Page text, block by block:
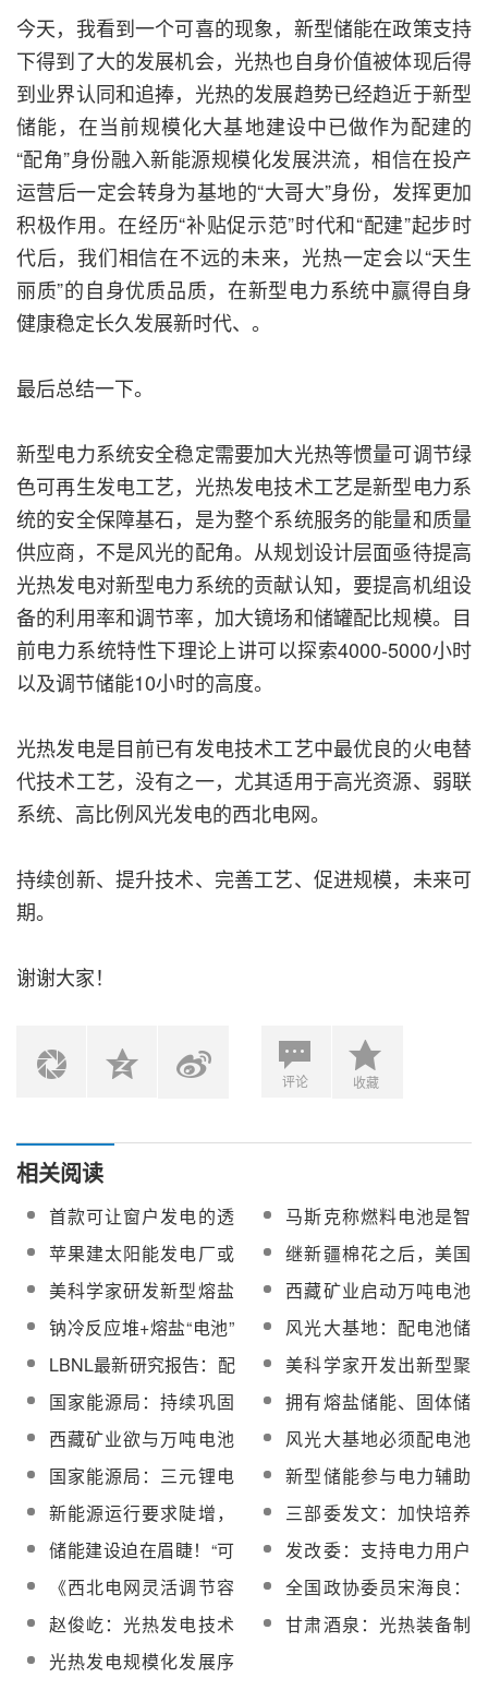
今天，我看到一个可喜的现象，新型储能在政策支持
下得到了大的发展机会，光热也自身价值被体现后得
到业界认同和追捧，光热的发展趋势已经趋近于新型
储能，在当前规模化大基地建设中已做作为配建的
“配角”身份融入新能源规模化发展洪流，相信在投产
运营后一定会转身为基地的“大哥大”身份，发挥更加
积极作用。在经历“补贴促示范”时代和“配建”起步时
代后，我们相信在不远的未来，光热一定会以“天生
丽质”的自身优质品质，在新型电力系统中赢得自身
健康稳定长久发展新时代、。
最后总结一下。
新型电力系统安全稳定需要加大光热等惯量可调节绿
色可再生发电工艺，光热发电技术工艺是新型电力系
统的安全保障基石，是为整个系统服务的能量和质量
供应商，不是风光的配角。从规划设计层面亟待提高
光热发电对新型电力系统的贡献认知，要提高机组设
备的利用率和调节率，加大镜场和储罐配比规模。目
前电力系统特性下理论上讲可以探索4000-5000小时
以及调节储能10小时的高度。
光热发电是目前已有发电技术工艺中最优良的火电替
代技术工艺，没有之一，尤其适用于高光资源、弱联
系统、高比例风光发电的西北电网。
持续创新、提升技术、完善工艺、促进规模，未来可
期。
谢谢大家！
评论 收藏
相关阅读
首款可让窗户发电的透
明太阳能电池问世
马斯克称燃料电池是智
商税，你怎么看？
苹果建太阳能发电厂或
将使用特斯拉Megapack
电池
继新疆棉花之后，美国
再对中国太阳能电池板
下手
美科学家研发新型熔盐
电池，有望更低温且廉
价地实现电网级储能
西藏矿业启动万吨电池
级碳酸锂项目，BOO模
式配套建设“光伏+光热”
项目供能
钠冷反应堆+熔盐“电池”
新组合！美拟投建低碳
核能+熔盐储热供能项目
风光大基地：配电池储
能还是配光热？
LBNL最新研究报告：配
套部署2小时电池储能系
统将获得更高经济回报
美科学家开发出新型聚
合物燃料电池，工作温
度为80-160℃
国家能源局：持续巩固
提升光伏技术优势，加
快高效率光伏电池、光
热发电等技术创新
拥有熔盐储能、固体储
热、电池等核心技术！
西子洁能持续深化“新能
源+储能”布局
西藏矿业欲与万吨电池
级碳酸锂项目供能商“分
手”
风光大基地必须配电池
储能吗？未必！
国家能源局：三元锂电
池、钠硫电池不得用于
中大型储能
新型储能参与电力辅助
服务费用由发电侧并网
主体、电力用户合理分
摊！山东印发全国首个
电力现货市场储能支持
新能源运行要求陡增，
储能获利空间有限！华
东区域“两个细则”的影响
与启示
三部委发文：加快培养
储能领域高层次紧缺人
才！
储能建设迫在眉睫！“可
再生能源+储能”寻求协
同发展
发改委：支持电力用户
加装储能设施！提升“削
峰填谷”等需求侧灵活调
节能力
《西北电网灵活调节容
量市场运营规则（征求
意见稿）》公开征求建
议
全国政协委员宋海良：
加大力度支持新型储能
快速发展
赵俊屹：光热发电技术
在沙戈荒新能源基地的
发展技术路线探讨
甘肃酒泉：光热装备制
光热发电规模化发展序